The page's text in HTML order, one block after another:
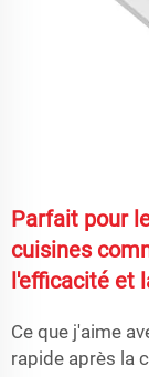
Parfait pour
cuisines
l'efficacité et
Ce que j'aime
rapide après la